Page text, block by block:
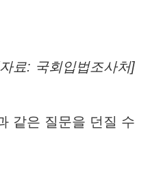
료: 국회입법조사처]
같은 질문을 던질 수